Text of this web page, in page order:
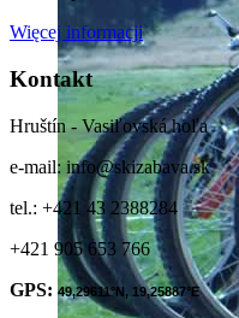
Więcej informacji
Kontakt
Hruštín - Vasiľovská hoľa
e-mail: info@skizabava.sk
tel.: +421 43 2388284
+421 905 653 766
GPS: 49,29611°N, 19,25887°E